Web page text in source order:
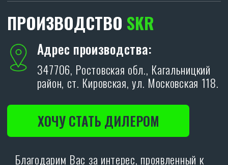
Политика конфиденциальности.